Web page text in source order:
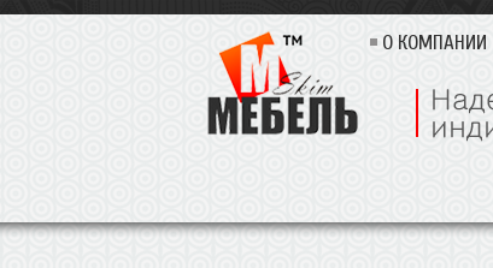
О КОМПАНИИ